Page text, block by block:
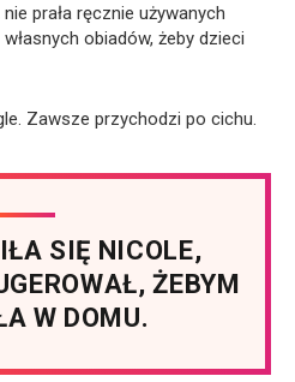
prała ręcznie używanych
obiadów, żeby dzieci
Zawsze przychodzi po cichu.
SIĘ NICOLE,
ŻEBYM
W DOMU.